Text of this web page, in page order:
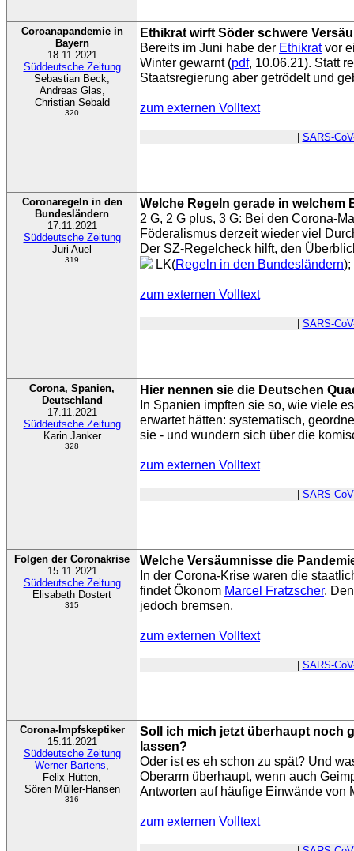
Coroanapandemie in
Bayern
18.11.2021
Süddeutsche Zeitung
Sebastian Beck,
Andreas Glas,
Christian Sebald
320
Ethikrat wirft Söder schwere
Bereits im Juni habe der Ethikratvor
Winter gewarnt (pdf, 10.06.21). Statt
Staatsregierung aber getrödelt und
zum externen Volltext
SARS-
Coronaregeln in den
Bundesländern
17.11.2021
Süddeutsche Zeitung
Juri Auel
319
Welche Regeln gerade in welchem
2 G, 2 G plus, 3 G: Bei den Corona-
Föderalismus derzeit wieder viel
Der SZ-Regelcheck hilft, den
LK(Regeln in den Bundesländern);
zum externen Volltext
SARS-
Corona, Spanien,
Deutschland
17.11.2021
Süddeutsche Zeitung
Karin Janker
328
Hier nennen sie die Deutschen
In Spanien impften sie so, wie viele
erwartet hätten: systematisch,
sie - und wundern sich über die
zum externen Volltext
SARS-
Folgen der Coronakrise
15.11.2021
Süddeutsche Zeitung
Elisabeth Dostert
315
Welche Versäumnisse die
In der Corona-Krise waren die
findet Ökonom Marcel Fratzscher.
jedoch bremsen.
zum externen Volltext
SARS-
Corona-Impfskeptiker
15.11.2021
Süddeutsche Zeitung
Werner Bartens,
Felix Hütten,
Sören Müller-Hansen
316
Soll ich mich jetzt überhaupt noch
lassen?
Oder ist es eh schon zu spät? Und
Oberarm überhaupt, wenn auch
Antworten auf häufige Einwände von
zum externen Volltext